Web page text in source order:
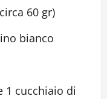
60 gr)
bianco
1 cucchiaio di